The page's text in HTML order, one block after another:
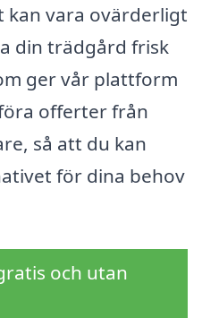
kan vara ovärderligt
din trädgård frisk
ger vår plattform
offerter från
så att du kan
för dina behov
och utan